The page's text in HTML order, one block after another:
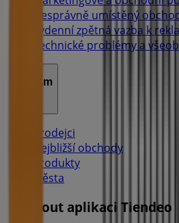
Nesprávně umístěný
Týdenní zpětná vazba k
Technické problémy a
Seznam
Prodejci
Nejbližší obchody
Produkty
Města
Stáhnout aplikaci Tiendeo